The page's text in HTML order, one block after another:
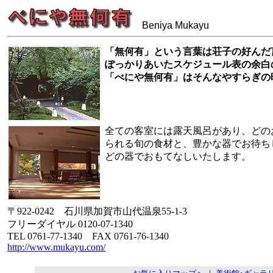
Beniya Mukayu
「無何有」という言葉は荘子の好ん
ぽっかりあいたスケジュール表の余
「べにや無何有」はそんなやすらぎ
全ての客室には露天風呂があり、ど
られる旬の食材と、豊かな器でお待
どの器でおもてなしいたします。
〒922-0242 石川県加賀市山代温泉55-1-3
フリーダイヤル 0120-07-1340
TEL 0761-77-1340 FAX 0761-76-1340
http://www.mukayu.com/